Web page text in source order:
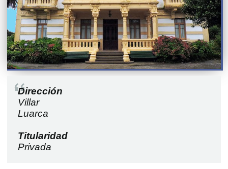
Dirección
Villar
Luarca
Titularidad
Privada